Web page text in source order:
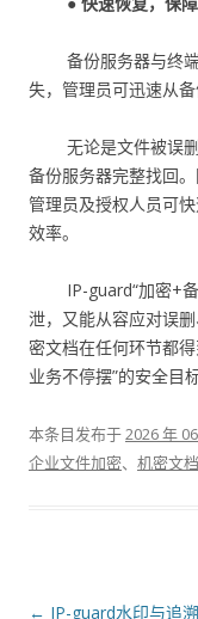
备份服务器与终
失，管理员可迅速从
无论是文件被误
备份服务器完整找回
管理员及授权人员可
效率。
IP-guard“加密+
泄，又能从容应对误
密文档在任何环节都
业务不停摆”的安全目标
本条目发布于2026 年
企业文件加密、 机密文
文章导航
← IP-guard水印与追